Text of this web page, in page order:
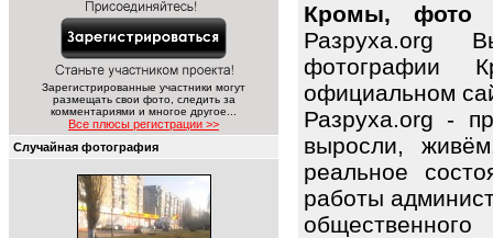
Зарегистрированные участники могут
размещать свои фото, следить за
комментариями и многое другое...
Все плюсы регистрации >>
Случайная фотография
Кромы, фото
Разруха.org
фотографии
официальном
Разруха.org -
выросли,
реальное
работы